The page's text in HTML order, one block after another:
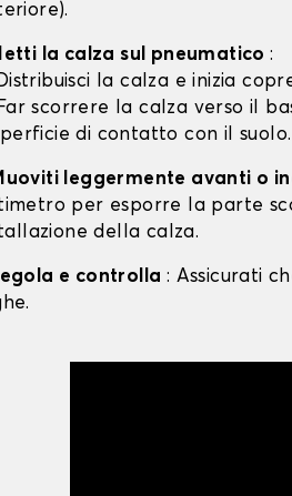
la calza sul pneumatico:
la calza e inizia
scorrere la calza verso il
di contatto con il suolo.
leggermente avanti o
per esporre la parte
della calza.
e controlla : Assicurati